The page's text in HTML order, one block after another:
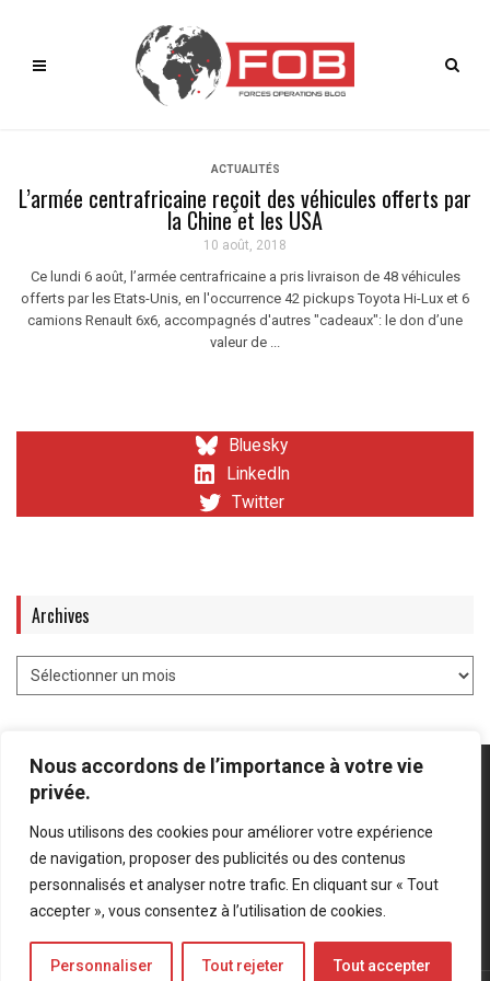
Nous accordons de l’importance à votre vie
privée.
Nous utilisons des cookies pour améliorer votre expérience
de navigation, proposer des publicités ou des contenus
personnalisés et analyser notre trafic. En cliquant sur « Tout
accepter », vous consentez à l’utilisation de cookies.
Personnaliser Tout rejeter Tout accepter
ACTUALITÉS
L’armée centrafricaine reçoit des véhicules offerts par
la Chine et les USA
10 août, 2018
Ce lundi 6 août, l’armée centrafricaine a pris livraison de 48 véhicules
offerts par les Etats-Unis, en l'occurrence 42 pickups Toyota Hi-Lux et 6
camions Renault 6x6, accompagnés d'autres "cadeaux": le don d’une
valeur de ...
Bluesky
LinkedIn
Twitter
Archives
Mentions légales Politique de confidentialité
Bluesky
LinkedIn
Twitter